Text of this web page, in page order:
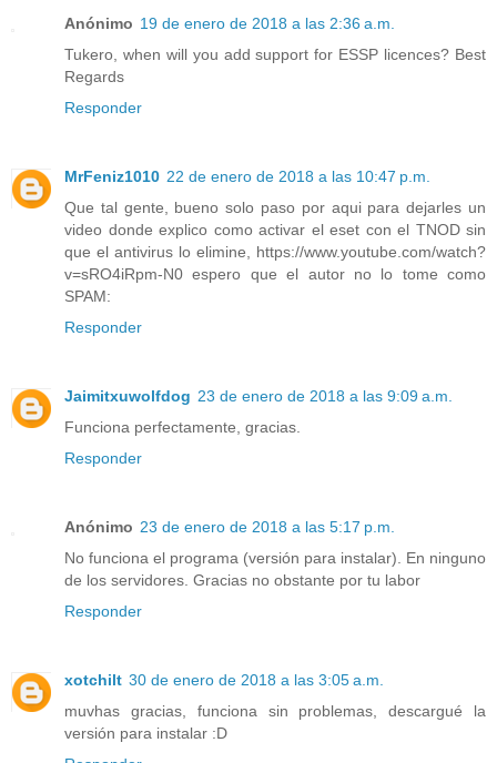
Anónimo 19 de enero de 2018 a las 2:36 a.m.
Tukero, when will you add support for ESSP licences? Best
Regards
Responder
MrFeniz1010 22 de enero de 2018 a las 10:47 p.m.
Que tal gente, bueno solo paso por aqui para dejarles un
video donde explico como activar el eset con el TNOD sin
que el antivirus lo elimine, https://www.youtube.com/watch?
v=sRO4iRpm-N0 espero que el autor no lo tome como
SPAM:
Responder
Jaimitxuwolfdog 23 de enero de 2018 a las 9:09 a.m.
Funciona perfectamente, gracias.
Responder
Anónimo 23 de enero de 2018 a las 5:17 p.m.
No funciona el programa (versión para instalar). En ninguno
de los servidores. Gracias no obstante por tu labor
Responder
xotchilt 30 de enero de 2018 a las 3:05 a.m.
muvhas gracias, funciona sin problemas, descargué la
versión para instalar :D